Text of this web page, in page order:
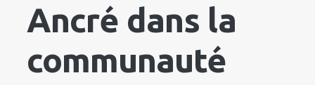
Ancré dans la
communauté